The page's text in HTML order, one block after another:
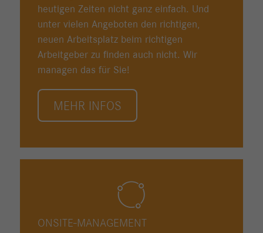
heutigen Zeiten nicht ganz einfach. Und
unter vielen Angeboten den richtigen,
neuen Arbeitsplatz beim richtigen
Arbeitgeber zu finden auch nicht. Wir
managen das für Sie!
MEHR INFOS
ONSITE-MANAGEMENT